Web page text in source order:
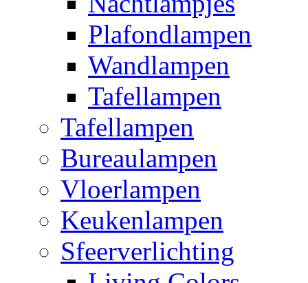
Plafondlampen
Wandlampen
Tafellampen
Tafellampen
Bureaulampen
Vloerlampen
Keukenlampen
Sfeerverlichting